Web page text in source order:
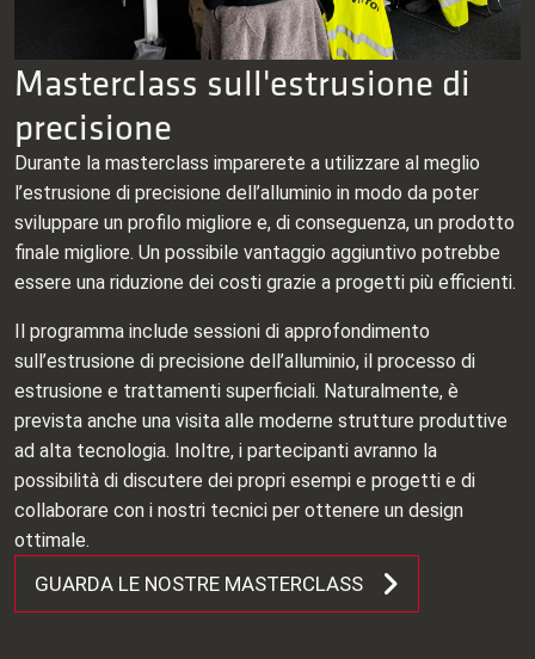
Masterclass sull'estrusione di
precisione
Durante la masterclass imparerete a utilizzare al meglio
l’estrusione di precisione dell’alluminio in modo da poter
sviluppare un profilo migliore e, di conseguenza, un prodotto
finale migliore. Un possibile vantaggio aggiuntivo potrebbe
essere una riduzione dei costi grazie a progetti più efficienti.
Il programma include sessioni di approfondimento
sull’estrusione di precisione dell’alluminio, il processo di
estrusione e trattamenti superficiali. Naturalmente, è
prevista anche una visita alle moderne strutture produttive
ad alta tecnologia. Inoltre, i partecipanti avranno la
possibilità di discutere dei propri esempi e progetti e di
collaborare con i nostri tecnici per ottenere un design
ottimale.
GUARDA LE NOSTRE MASTERCLASS